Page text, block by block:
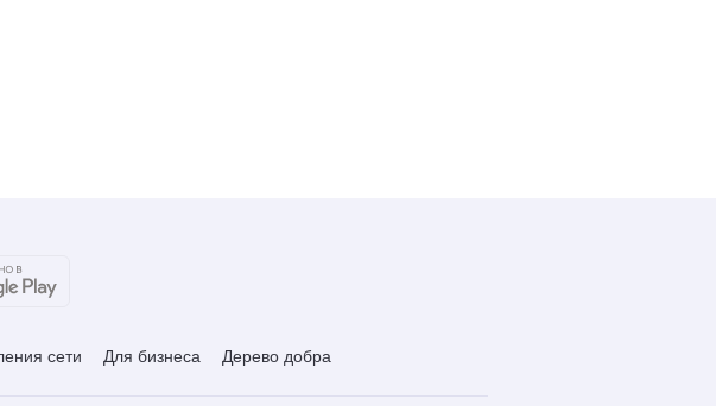
сети Для бизнеса Дерево добра